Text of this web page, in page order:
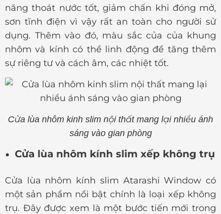
năng thoát nước tốt, giảm chấn khi đóng mở,
sơn tĩnh điện vì vậy rất an toàn cho người sử
dụng. Thêm vào đó, màu sắc của của khung
nhôm và kính có thể linh động để tăng thêm
sự riêng tư và cách âm, các nhiệt tốt.
Cửa lùa nhôm kinh slim nội thất mang lại nhiều ánh
sáng vào gian phòng
Cửa lùa nhôm kính slim xếp không trụ
Cửa lùa nhôm kính slim Atarashi Window có
một sản phẩm nổi bật chính là loại xếp không
trụ. Đây được xem là một bước tiến mới trong